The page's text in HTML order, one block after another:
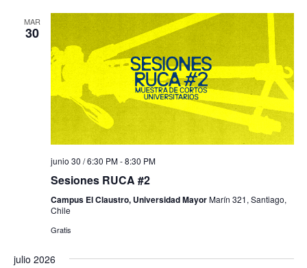
MAR
30
junio 30 / 6:30 PM-8:30 PM
Sesiones RUCA #2
Campus El Claustro, Universidad MayorMarín 321, Santiago,
Chile
Gratis
julio 2026